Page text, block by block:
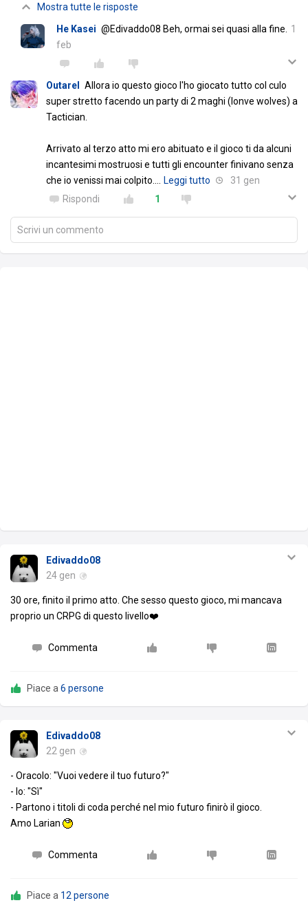
Mostra tutte le risposte
He Kasei @Edivaddo08 Beh, ormai sei quasi alla fine.
1
feb
Outarel Allora io questo gioco l'ho giocato tutto col culo
super stretto facendo un party di 2 maghi (lonve wolves) a
Tactician.
Arrivato al terzo atto mi ero abituato e il gioco ti da alcuni
incantesimi mostruosi e tutti gli encounter finivano senza
che io venissi mai colpito.
Leggi tutto
31 gen
Rispondi
1
Scrivi un commento
Edivaddo08
24 gen
30 ore, finito il primo atto. Che sesso questo gioco, mi mancava
proprio un CRPG di questo livello❤️
Commenta
Piace a 6 persone
Edivaddo08
22 gen
- Oracolo: "Vuoi vedere il tuo futuro?"
- Io: "Sì"
- Partono i titoli di coda perché nel mio futuro finirò il gioco.
Amo Larian
Commenta
Piace a 12 persone